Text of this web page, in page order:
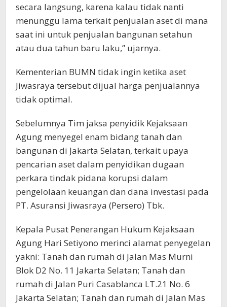
secara langsung, karena kalau tidak nanti
menunggu lama terkait penjualan aset di mana
saat ini untuk penjualan bangunan setahun
atau dua tahun baru laku,” ujarnya.
Kementerian BUMN tidak ingin ketika aset
Jiwasraya tersebut dijual harga penjualannya
tidak optimal.
Sebelumnya Tim jaksa penyidik Kejaksaan
Agung menyegel enam bidang tanah dan
bangunan di Jakarta Selatan, terkait upaya
pencarian aset dalam penyidikan dugaan
perkara tindak pidana korupsi dalam
pengelolaan keuangan dan dana investasi pada
PT. Asuransi Jiwasraya (Persero) Tbk.
Kepala Pusat Penerangan Hukum Kejaksaan
Agung Hari Setiyono merinci alamat penyegelan
yakni: Tanah dan rumah di Jalan Mas Murni
Blok D2 No. 11 Jakarta Selatan; Tanah dan
rumah di Jalan Puri Casablanca LT.21 No. 6
Jakarta Selatan; Tanah dan rumah di Jalan Mas